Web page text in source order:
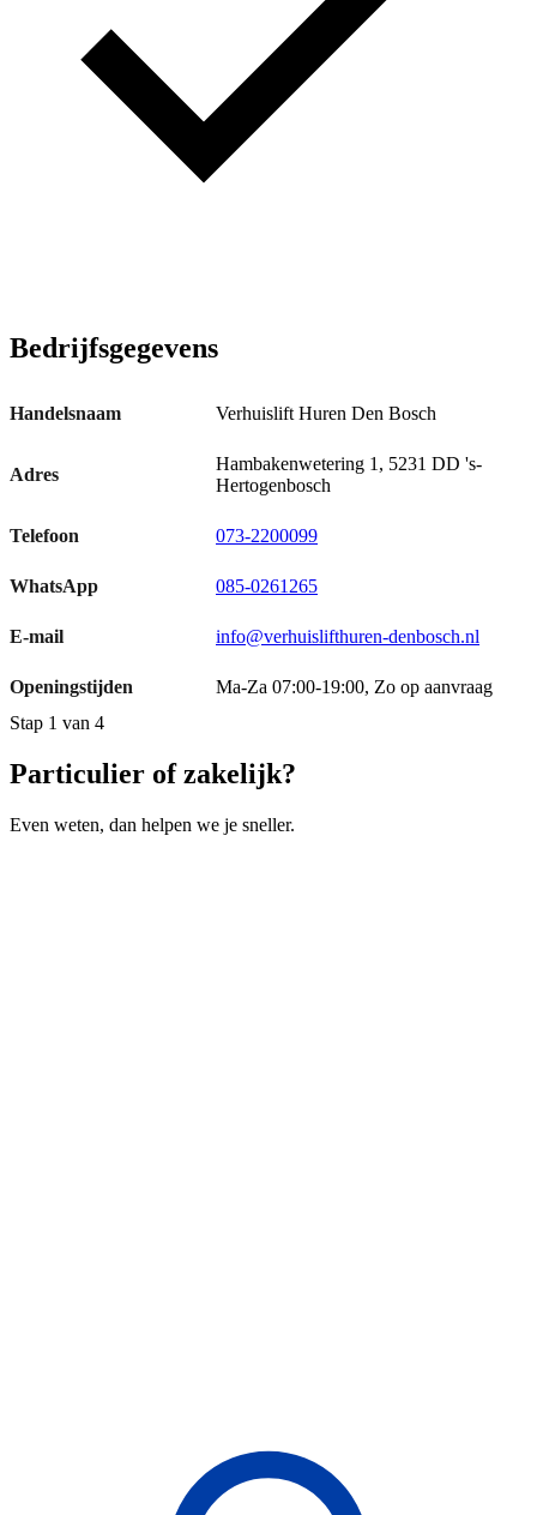
Bedrijfsgegevens
Handelsnaam Verhuislift Huren Den Bosch
Adres
Hambakenwetering 1, 5231 DD 's-
Hertogenbosch
Telefoon 073-2200099
WhatsApp 085-0261265
E-mail info@verhuislifthuren-denbosch.nl
Openingstijden
Ma-Za 07:00-19:00, Zo op aanvraag
Stap 1 van 4
Particulier of zakelijk?
Even weten, dan helpen we je sneller.